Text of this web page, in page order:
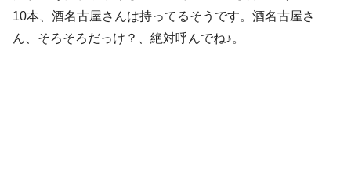
10本、酒名古屋さんは持ってるそうです。酒名古屋さ
ん、そろそろだっけ？、絶対呼んでね♪。